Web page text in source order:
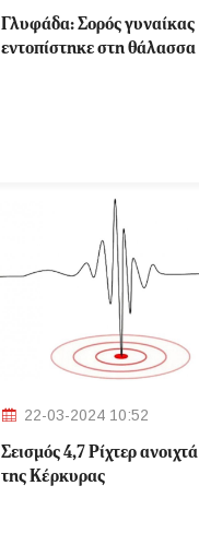
Γλυφάδα: Σορός γυναίκας
εντοπίστηκε στη θάλασσα
22-03-2024 10:52
Σεισμός 4,7 Ρίχτερ ανοιχτά
της Κέρκυρας